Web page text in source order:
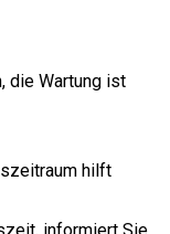
die Wartung ist
hilft